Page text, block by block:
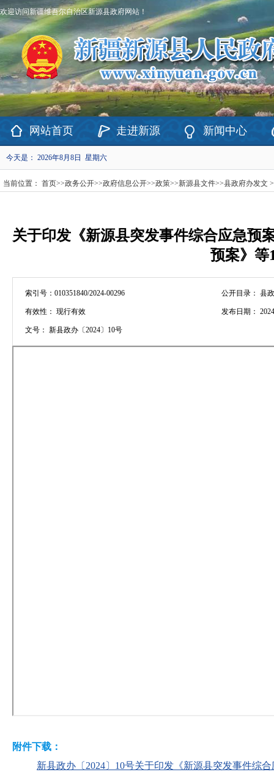
欢迎访问新疆维吾尔自治区新源县政府网站！
网站首页 走进新源 新闻中心
今天是： 2026年8月8日 星期六
当前位置： 首页>>政务公开>>政府信息公开>>政策>>新源县文件>>县政府办发文
关于印发《新源县突发事件综合应急预
预案》等
索引号： 010351840/2024-00296 公开目录： 县
有效性： 现行有效 发布日期：
文号： 新县政办〔2024〕10号
附件下载：
新县政办〔2024〕10号关于印发《新源县突发事件综